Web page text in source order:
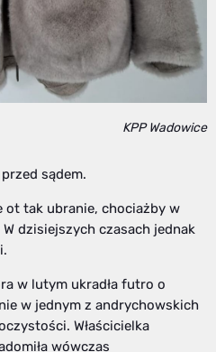
KPP Wadowice
sądem.
ot tak ubranie, chociażby w
dzisiejszych czasach jednak
w lutym ukradła futro o
w jednym z andrychowskich
Właścicielka
wówczas